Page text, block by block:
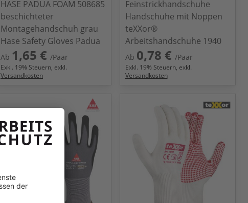
HASE PADUA FOAM 508685
beschichteter
Montagehandschuh grau
Hase Safety Gloves Padua
Ab 1,65 € /Paar
Exkl. 19% Steuern, exkl.
Versandkosten
Feinstrickhandschuhe
Handschuhe mit Noppen
teXXor®
Arbeitshandschuhe 1940
Ab 0,78 € /Paar
Exkl. 19% Steuern, exkl.
Versandkosten